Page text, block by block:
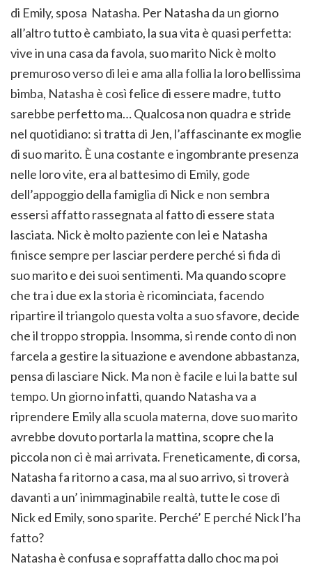
di Emily, sposa Natasha. Per Natasha da un giorno
all’altro tutto è cambiato, la sua vita è quasi perfetta:
vive in una casa da favola, suo marito Nick è molto
premuroso verso di lei e ama alla follia la loro bellissima
bimba, Natasha è così felice di essere madre, tutto
sarebbe perfetto ma… Qualcosa non quadra e stride
nel quotidiano: si tratta di Jen, l’affascinante ex moglie
di suo marito. È una costante e ingombrante presenza
nelle loro vite, era al battesimo di Emily, gode
dell’appoggio della famiglia di Nick e non sembra
essersi affatto rassegnata al fatto di essere stata
lasciata. Nick è molto paziente con lei e Natasha
finisce sempre per lasciar perdere perché si fida di
suo marito e dei suoi sentimenti. Ma quando scopre
che tra i due ex la storia è ricominciata, facendo
ripartire il triangolo questa volta a suo sfavore, decide
che il troppo stroppia. Insomma, si rende conto di non
farcela a gestire la situazione e avendone abbastanza,
pensa di lasciare Nick. Ma non è facile e lui la batte sul
tempo. Un giorno infatti, quando Natasha va a
riprendere Emily alla scuola materna, dove suo marito
avrebbe dovuto portarla la mattina, scopre che la
piccola non ci è mai arrivata. Freneticamente, di corsa,
Natasha fa ritorno a casa, ma al suo arrivo, si troverà
davanti a un’ inimmaginabile realtà, tutte le cose di
Nick ed Emily, sono sparite. Perché’ E perché Nick l’ha
fatto?
Natasha è confusa e sopraffatta dallo choc ma poi